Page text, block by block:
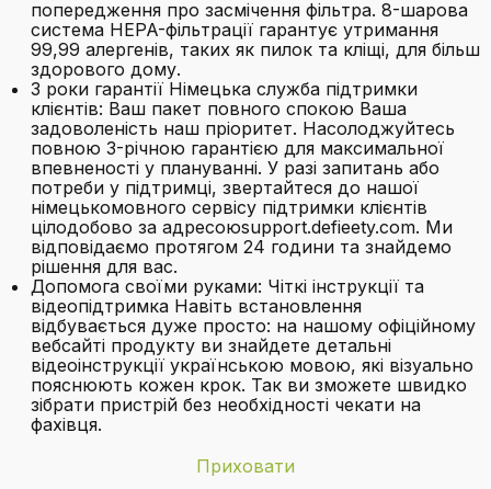
попередження про засмічення фільтра. 8-шарова
система HEPA-фільтрації гарантує утримання
99,99 алергенів, таких як пилок та кліщі, для більш
здорового дому.
3 роки гарантії Німецька служба підтримки
клієнтів: Ваш пакет повного спокою Ваша
задоволеність наш пріоритет. Насолоджуйтесь
повною 3-річною гарантією для максимальної
впевненості у плануванні. У разі запитань або
потреби у підтримці, звертайтеся до нашої
німецькомовного сервісу підтримки клієнтів
цілодобово за адресоюsupport.defieety.com. Ми
відповідаємо протягом 24 години та знайдемо
рішення для вас.
Допомога своїми руками: Чіткі інструкції та
відеопідтримка Навіть встановлення
відбувається дуже просто: на нашому офіційному
вебсайті продукту ви знайдете детальні
відеоінструкції українською мовою, які візуально
пояснюють кожен крок. Так ви зможете швидко
зібрати пристрій без необхідності чекати на
фахівця.
Приховати